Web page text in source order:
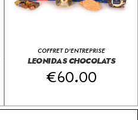
COFFRET D'ENTREPRISE
LEONIDAS CHOCOLATS
€60.00